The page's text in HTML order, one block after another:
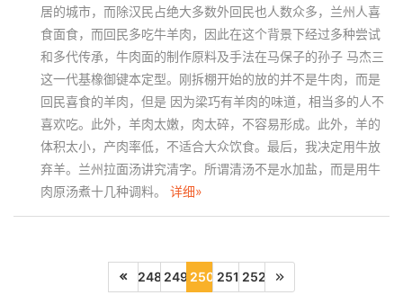
居的城市，而除汉民占绝大多数外回民也人数众多，兰州人喜
食面食，而回民多吃牛羊肉，因此在这个背景下经过多种尝试
和多代传承，牛肉面的制作原料及手法在马保子的孙子 马杰三
这一代基橡御键本定型。刚拆棚开始的放的并不是牛肉，而是
回民喜食的羊肉，但是 因为梁巧有羊肉的味道，相当多的人不
喜欢吃。此外，羊肉太嫩，肉太碎，不容易形成。此外，羊的
体积太小，产肉率低，不适合大众饮食。最后，我决定用牛放
弃羊。兰州拉面汤讲究清字。所谓清汤不是水加盐，而是用牛
肉原汤煮十几种调料。 详细»
248 249 250 251 252